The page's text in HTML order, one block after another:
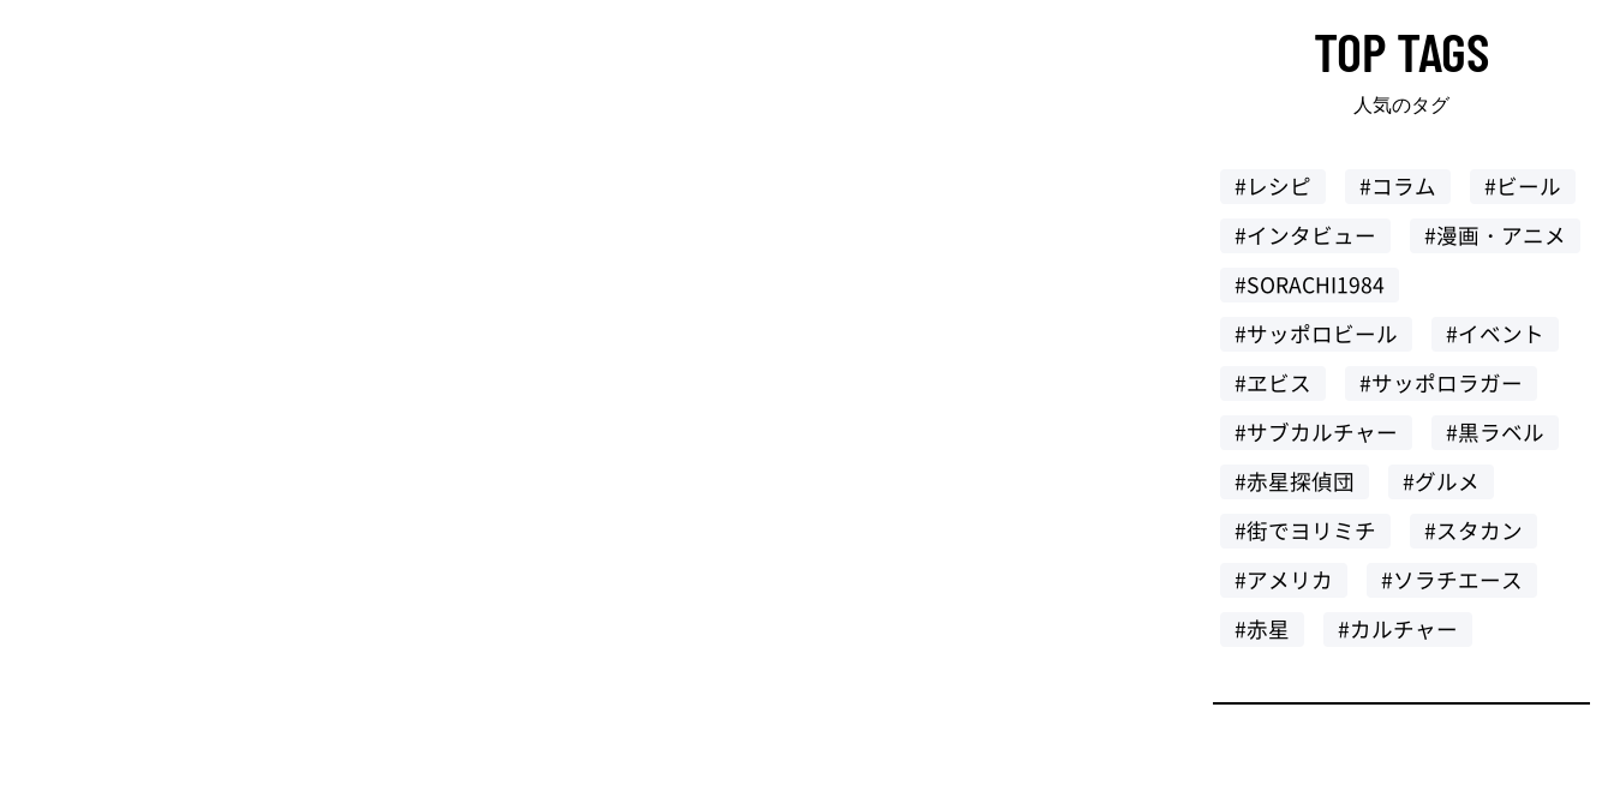
TOP TAGS
人気のタグ
#レシピ #コラム
#ビール
#インタビュー
#漫画・アニメ
#SORACHI1984
#サッポロビール
#イベント
#ヱビス
#サッポロラガー
#サブカルチャー
#黒ラベル
#赤星探偵団
#グルメ
#街でヨリミチ
#スタカン
#アメリカ
#ソラチエース
#赤星
#カルチャー